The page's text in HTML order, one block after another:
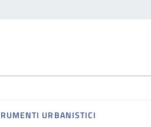
URBANISTICI